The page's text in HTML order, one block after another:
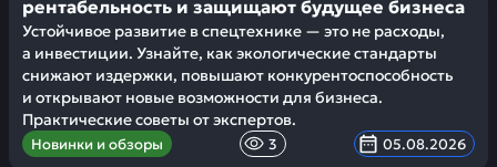
рентабельность и защищают будущее бизнеса
Устойчивое развитие в спецтехнике — это не расходы,
а инвестиции. Узнайте, как экологические стандарты
снижают издержки, повышают конкурентоспособность
и открывают новые возможности для бизнеса.
Практические советы от экспертов.
Новинки и обзоры 3 05.08.2026